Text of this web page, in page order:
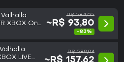
XBOX One
R$ 584,05
~R$ 93,80
-83%
LIVE
R$ 589,04
~R$ 157,62